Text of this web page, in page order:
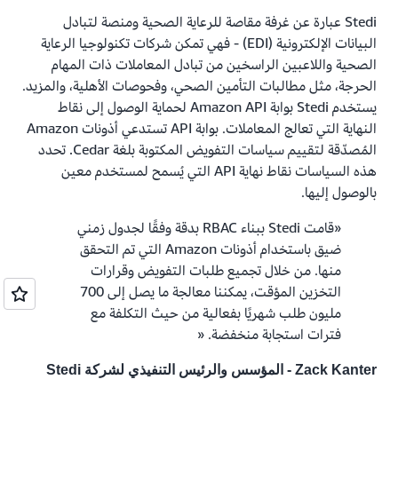
Stedi عبارة عن غرفة مقاصة للرعاية الصحية ومنصة لتبادل
البيانات الإلكترونية (EDI) - فهي تمكن شركات تكنولوجيا الرعاية
الصحية واللاعبين الراسخين من تبادل المعاملات ذات المهام
الحرجة، مثل مطالبات التأمين الصحي، وفحوصات الأهلية، والمزيد.
يستخدم Stedi بوابة Amazon API لحماية الوصول إلى نقاط
النهاية التي تعالج المعاملات. بوابة API تستدعي أذونات Amazon
المُصدّقة لتقييم سياسات التفويض المكتوبة بلغة Cedar. تحدد
هذه السياسات نقاط نهاية API التي يُسمح لمستخدم معين
بالوصول إليها.
«قامت Stedi ببناء RBAC بدقة وفقًا لجدول زمني
ضيق باستخدام أذونات Amazon التي تم التحقق
منها. من خلال تجميع طلبات التفويض وقرارات
التخزين المؤقت، يمكننا معالجة ما يصل إلى 700
مليون طلب شهريًا بفعالية من حيث التكلفة مع
فترات استجابة منخفضة. «
Zack Kanter - المؤسس والرئيس التنفيذي لشركة Stedi